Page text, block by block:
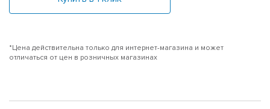
*Цена действительна только для интернет-магазина и может
отличаться от цен в розничных магазинах